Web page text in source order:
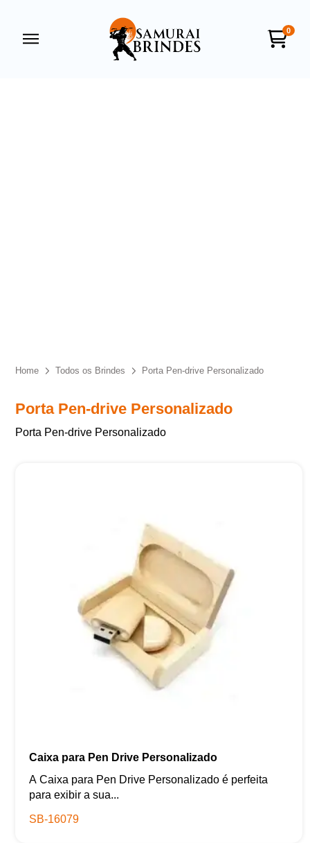
0
Home Todos os Brindes Porta Pen-drive Personalizado
Porta Pen-drive Personalizado
Porta Pen-drive Personalizado
Caixa para Pen Drive Personalizado
A Caixa para Pen Drive Personalizado é perfeita
para exibir a sua...
SB-16079
Samurai Brindes
sua privacidade, utilizaremos seus dados apenas para fins
de marketing. Você pode alterar suas preferências a
Iniciar conversa